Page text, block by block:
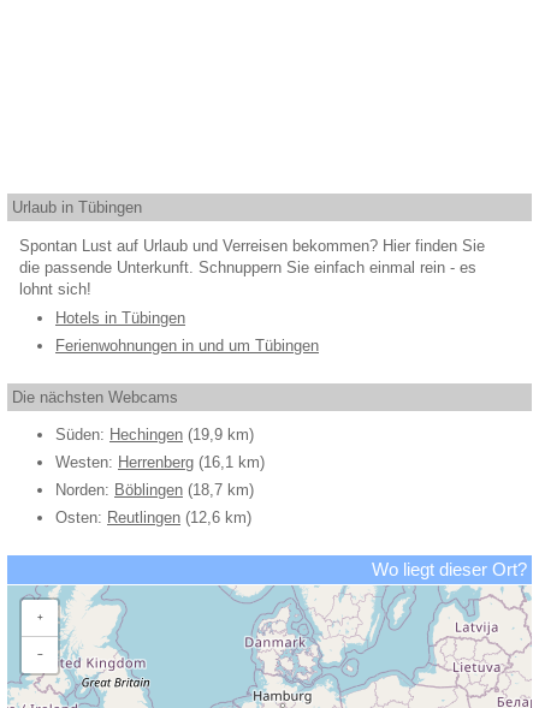
Urlaub in Tübingen
Spontan Lust auf Urlaub und Verreisen bekommen? Hier finden Sie
die passende Unterkunft. Schnuppern Sie einfach einmal rein - es
lohnt sich!
Hotels in Tübingen
Ferienwohnungen in und um Tübingen
Die nächsten Webcams
Süden: Hechingen (19,9 km)
Westen: Herrenberg (16,1 km)
Norden: Böblingen (18,7 km)
Osten: Reutlingen (12,6 km)
Wo liegt dieser Ort?
+
−